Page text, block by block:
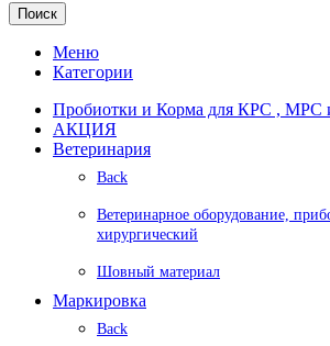
Поиск
Меню
Категории
Пробиотки и Корма для КРС , МРС
АКЦИЯ
Ветеринария
Back
Ветеринарное оборудование,
хирургический
Шовный материал
Маркировка
Back